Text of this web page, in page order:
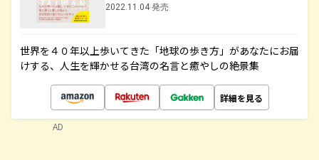
2022.11.04 発売
世界を４０年以上歩いてきた「地球の歩き方」があなたにお届
けする、人生を輝かせる台湾の名言と癒やしの絶景集
詳細を見る
AD